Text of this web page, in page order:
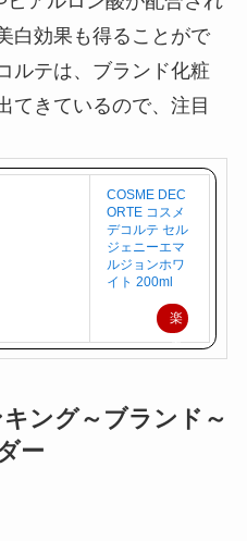
んでくれます。
アルロン酸が配合され
白効果も得ることがで
ルテは、ブランド化粧
てきているので、注目
COSME DEC
ORTE コスメ
デコルテ セル
ジェニーエマ
ルジョンホワ
イト 200ml
楽
で
ング～ブランド～
ー